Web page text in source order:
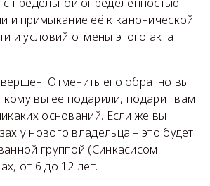
предельной определенностью
и примыкание её к канонической
и условий отмены этого акта
Отменить его обратно вы
вы ее подарили, подарит вам
оснований. Если же вы
у нового владельца – это будет
группой (Синкасисом
от 6 до 12 лет.